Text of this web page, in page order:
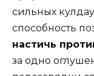
сильных
способность
настичь
за одно